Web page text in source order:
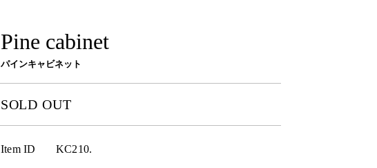
Pine cabinet
パインキャビネット
SOLD OUT
Item ID KC210.